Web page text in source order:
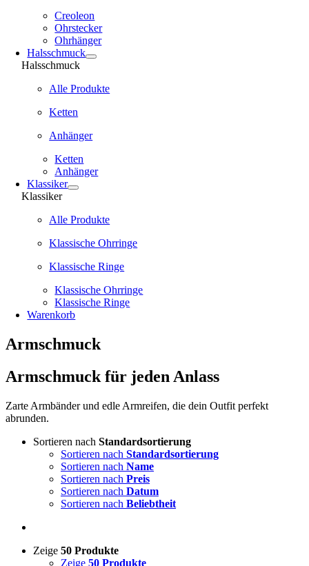
Creoleon
Ohrstecker
Ohrhänger
Halsschmuck
Halsschmuck
Alle Produkte
Ketten
Anhänger
Ketten
Anhänger
Klassiker
Klassiker
Alle Produkte
Klassische Ohrringe
Klassische Ringe
Klassische Ohrringe
Klassische Ringe
Warenkorb
Armschmuck
Armschmuck für jeden Anlass
Zarte Armbänder und edle Armreifen, die dein Outfit perfekt
abrunden.
Sortieren nach Standardsortierung
Sortieren nach Standardsortierung
Sortieren nach Name
Sortieren nach Preis
Sortieren nach Datum
Sortieren nach Beliebtheit
Zeige 50 Produkte
Zeige 50 Produkte